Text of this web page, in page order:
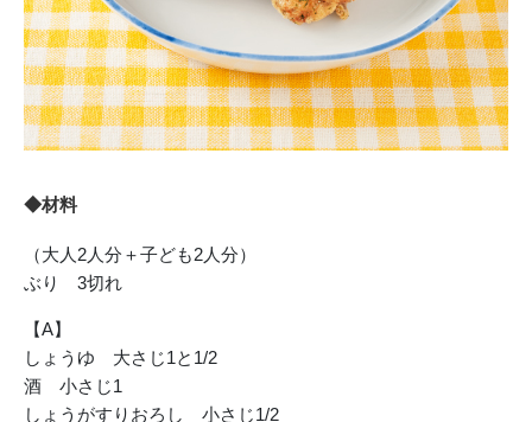
◆材料
（大人2人分＋子ども2人分）
ぶり 3切れ
【A】
しょうゆ 大さじ1と1/2
酒 小さじ1
しょうがすりおろし 小さじ1/2